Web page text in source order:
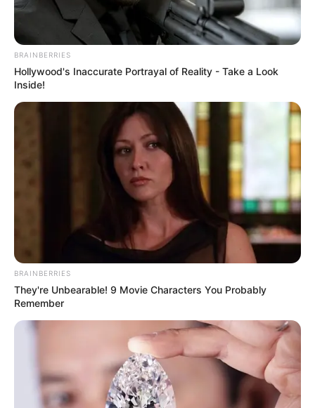
BRAINBERRIES
Hollywood's Inaccurate Portrayal of Reality - Take a Look
Inside!
BRAINBERRIES
They're Unbearable! 9 Movie Characters You Probably
Remember